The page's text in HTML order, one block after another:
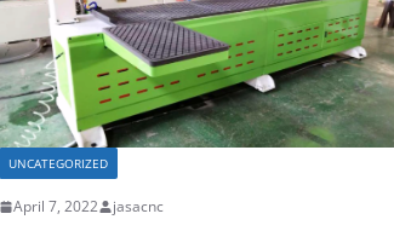
UNCATEGORIZED
April 7, 2022 jasacnc